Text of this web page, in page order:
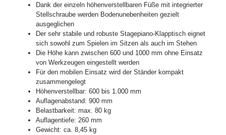
Dank der einzeln höhenverstellbaren Füße mit integrierter
Stellschraube werden Bodenunebenheiten gezielt
ausgeglichen
Der sehr stabile und robuste Stagepiano-Klapptisch eignet
sich sowohl zum Spielen im Sitzen als auch im Stehen
Die Höhe kann zwischen 600 und 1000 mm ohne Einsatz
von Werkzeugen eingestellt werden
Für den mobilen Einsatz wird der Ständer kompakt
zusammengelegt
Höhenverstellbar: 600 bis 1.000 mm
Auflagenabstand: 900 mm
Belastbarkeit: max. 80 kg
Auflagentiefe: 260 mm
Gewicht: ca. 8,45 kg